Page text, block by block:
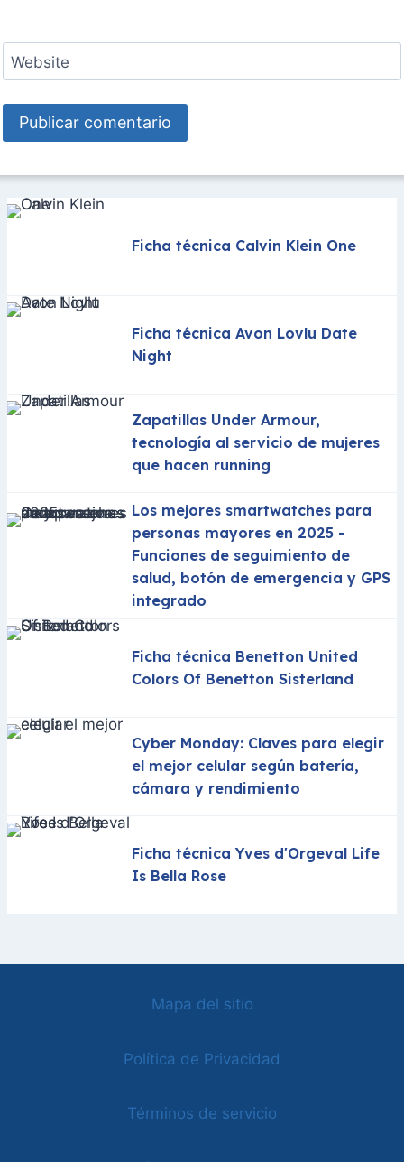
Website
Ficha técnica Calvin Klein One
Ficha técnica Avon Lovlu Date
Night
Zapatillas Under Armour,
tecnología al servicio de mujeres
que hacen running​
Los mejores smartwatches para
personas mayores en 2025 -
Funciones de seguimiento de
salud, botón de emergencia y GPS
integrado
Ficha técnica Benetton United
Colors Of Benetton Sisterland
Cyber Monday: Claves para elegir
el mejor celular según batería,
cámara y rendimiento
Ficha técnica Yves d'Orgeval Life
Is Bella Rose
Mapa del sitio
Política de Privacidad
Términos de servicio